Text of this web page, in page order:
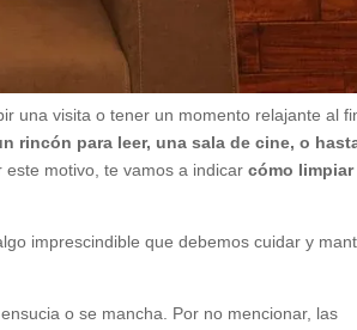
una visita o tener un momento relajante al
rincón para leer, una sala de cine, o
este motivo, te vamos a indicar cómo
imprescindible que debemos cuidar y
o se mancha. Por no mencionar, las